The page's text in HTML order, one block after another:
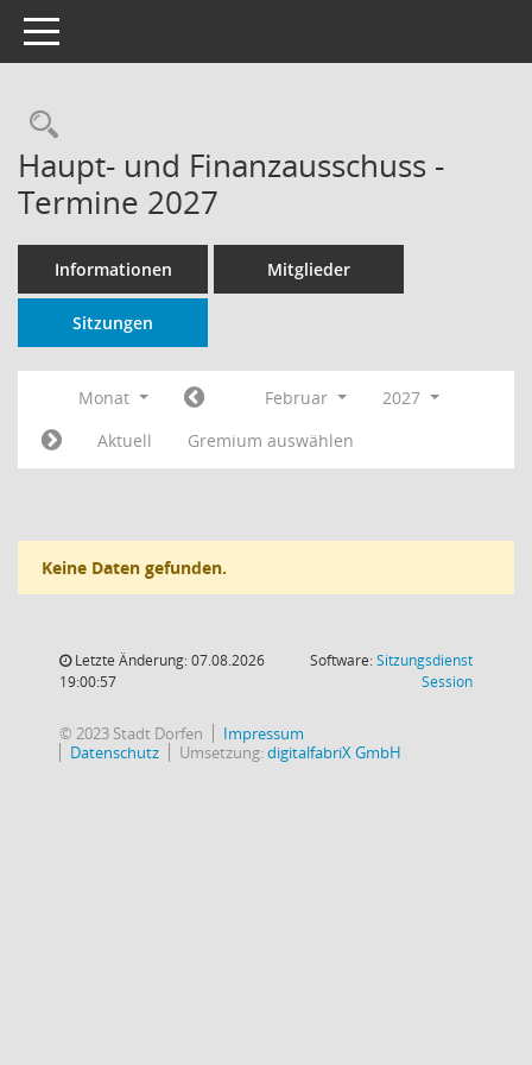
Toggle navigation
Rechercheauswahl
Haupt- und Finanzausschuss -
Termine 2027
Informationen Mitglieder
Sitzungen
Monat Februar
2027
Aktuell
Gremium auswählen
Keine Daten gefunden.
Letzte Änderung: 07.08.2026
19:00:57
Software:Sitzungsdienst
Session(Wird in
© 2023 Stadt Dorfen
Impressum
Datenschutz
Umsetzung:digitalfabriX GmbH